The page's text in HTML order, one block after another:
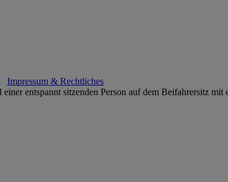
Impressum & Rechtliches